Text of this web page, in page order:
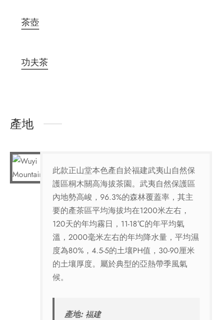
茶壺
功夫茶
產地
此款正山堂本色產自於福建武夷山自然保
護區桐木關高海拔茶園。武夷自然保護區
內地勢高峻，96.3%的森林覆蓋率，其主
要的產茶區平均海拔均在1200米左右，
120天的年均霧日，11-18℃的年平均氣
溫，2000毫米左右的年均降水量，平均濕
度為80%，4.5-5的土壤PH值，30-90厘米
的土壤厚度。屬於典型的亞熱帶季風氣
候。
產地: 福建